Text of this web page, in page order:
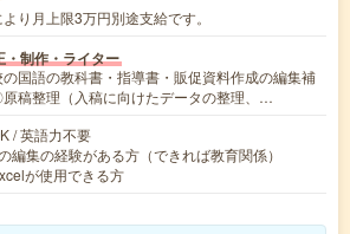
り月上限3万円別途支給です。
・制作・ライター
の国語の教科書・指導書・販促資料作成の編集補
原稿整理（入稿に向けたデータの整理、…
/ 英語力不要
編集の経験がある方（できれば教育関係）
が使用できる方